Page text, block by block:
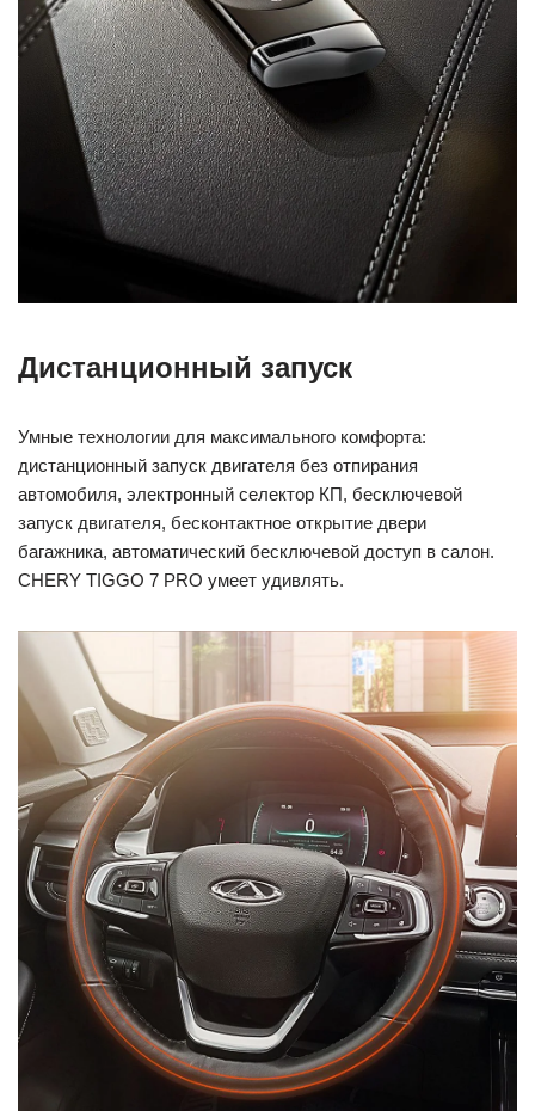
Дистанционный запуск
Умные технологии для максимального комфорта:
дистанционный запуск двигателя без отпирания
автомобиля, электронный селектор КП, бесключевой
запуск двигателя, бесконтактное открытие двери
багажника, автоматический бесключевой доступ в салон.
CHERY TIGGO 7 PRO умеет удивлять.